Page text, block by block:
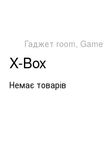
Гаджет room, Game
X-Box
Немає товарів